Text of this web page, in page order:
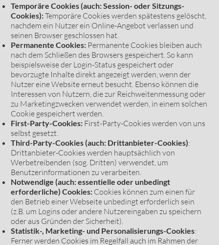
Temporäre Cookies (auch: Session- oder Sitzungs-
Cookies):Temporäre Cookies werden spätestens gelöscht,
nachdem ein Nutzer ein Online-Angebot verlassen und
seinen Browser geschlossen hat.
Permanente Cookies: Permanente Cookies bleiben auch
nach dem Schließen des Browsers gespeichert. So kann
beispielsweise der Login-Status gespeichert oder
bevorzugte Inhalte direkt angezeigt werden, wenn der
Nutzer eine Website erneut besucht. Ebenso können die
Interessen von Nutzern, die zur Reichweitenmessung oder
zu Marketingzwecken verwendet werden, in einem solchen
Cookie gespeichert werden.
First-Party-Cookies: First-Party-Cookies werden von uns
selbst gesetzt.
Third-Party-Cookies (auch: Drittanbieter-Cookies):
Drittanbieter-Cookies werden hauptsächlich von
Werbetreibenden (sog. Dritten) verwendet, um
Benutzerinformationen zu verarbeiten.
Notwendige (auch: essentielle oder unbedingt
erforderliche) Cookies: Cookies können zum einen für
den Betrieb einer Webseite unbedingt erforderlich sein
(z.B. um Logins oder andere Nutzereingaben zu speichern
oder aus Gründen der Sicherheit).
Statistik-, Marketing- und Personalisierungs-Cookies:
Ferner werden Cookies im Regelfall auch im Rahmen der